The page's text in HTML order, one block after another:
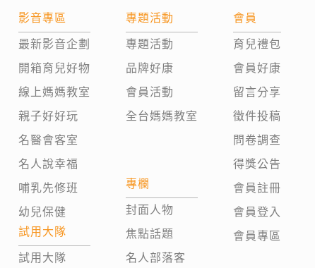
影音專區
最新影音企劃
開箱育兒好物
線上媽媽教室
親子好好玩
名醫會客室
名人說幸福
哺乳先修班
幼兒保健
試用大隊
試用大隊
專題活動
專題活動
品牌好康
會員活動
全台媽媽教室
專欄
封面人物
焦點話題
名人部落客
會員
育兒禮包
會員好康
留言分享
徵件投稿
問卷調查
得獎公告
會員註冊
會員登入
會員專區